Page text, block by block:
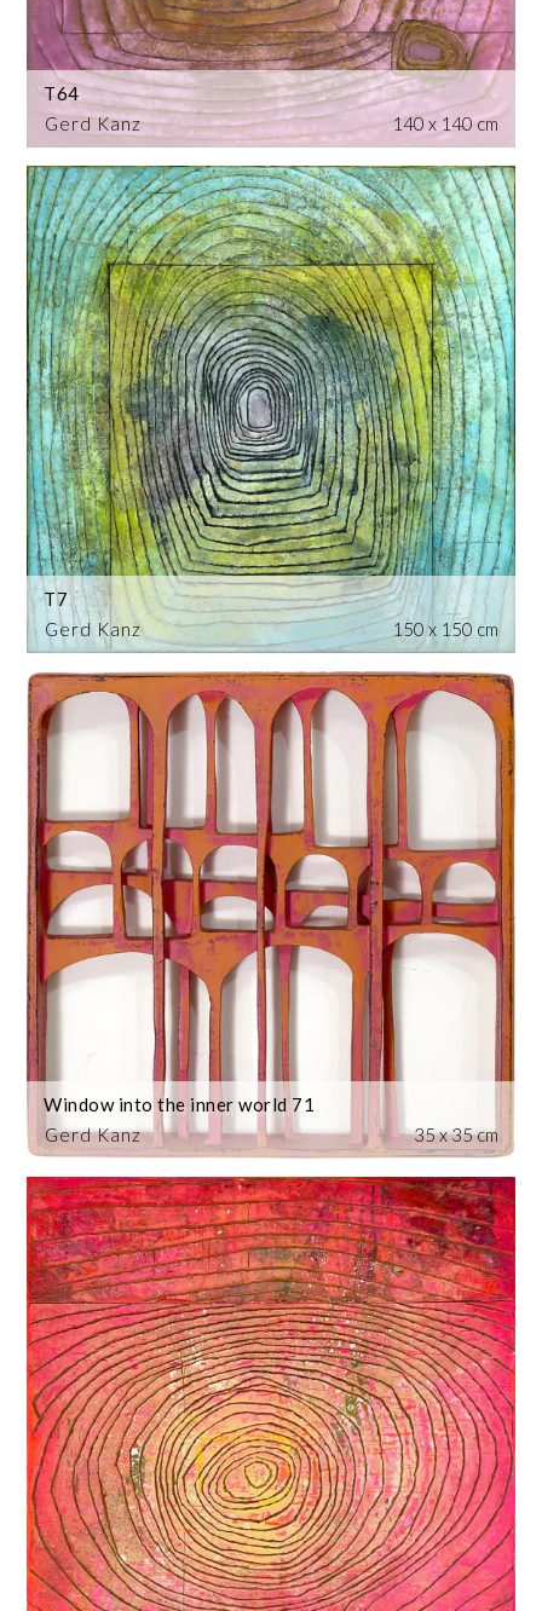
Gerd Kanz
T64
140 x 140 cm
Gerd Kanz
T7
150 x 150 cm
Gerd Kanz
Window into the inner world 71
35 x 35 cm